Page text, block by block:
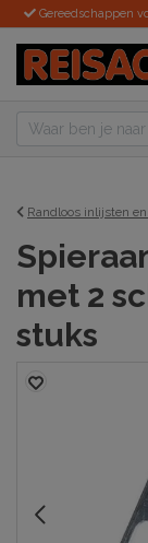
Gereedschappen
Randloos inlijsten
met 2
stuks